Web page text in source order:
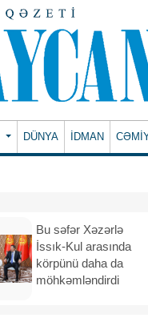
DÜNYA İDMAN
Bu səfər Xəzərlə
İssık-Kul arasında
körpünü daha da
möhkəmləndirdi